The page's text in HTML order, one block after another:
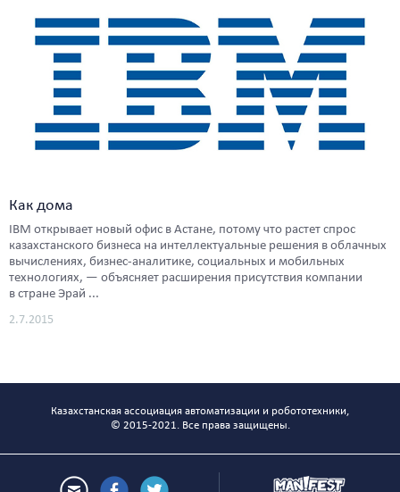
Как дома
IBM открывает новый офис в Астане, потому что растет спрос
казахстанского бизнеса на интеллектуальные решения в облачных
вычислениях, бизнес-аналитике, социальных и мобильных
технологиях, — объясняет расширения присутствия компании
в стране Эрай ...
2.7.2015
Казахстанская ассоциация автоматизации и робототехники,
© 2015-2021. Все права защищены.